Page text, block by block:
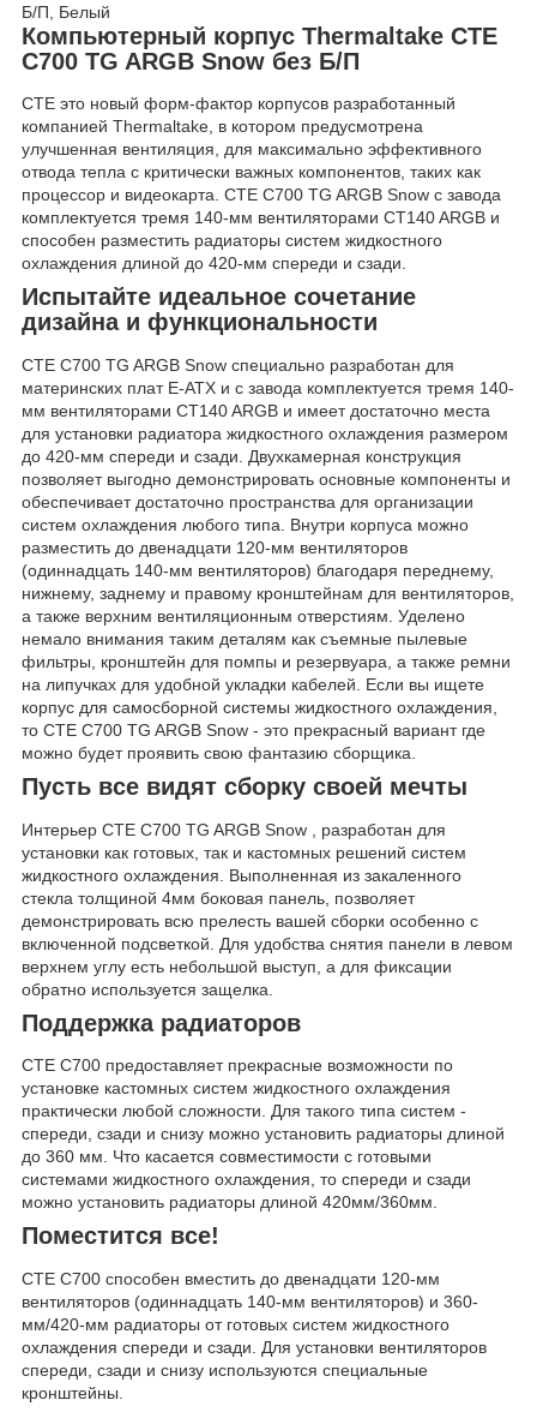
Б/П, Белый
Компьютерный корпус Thermaltake CTE
C700 TG ARGB Snow без Б/П
CTE это новый форм-фактор корпусов разработанный
компанией Thermaltake, в котором предусмотрена
улучшенная вентиляция, для максимально эффективного
отвода тепла с критически важных компонентов, таких как
процессор и видеокарта. CTE C700 TG ARGB Snow с завода
комплектуется тремя 140-мм вентиляторами CT140 ARGB и
способен разместить радиаторы систем жидкостного
охлаждения длиной до 420-мм спереди и сзади.
Испытайте идеальное сочетание
дизайна и функциональности
CTE C700 TG ARGB Snow специально разработан для
материнских плат E-ATX и с завода комплектуется тремя 140-
мм вентиляторами CT140 ARGB и имеет достаточно места
для установки радиатора жидкостного охлаждения размером
до 420-мм спереди и сзади. Двухкамерная конструкция
позволяет выгодно демонстрировать основные компоненты и
обеспечивает достаточно пространства для организации
систем охлаждения любого типа. Внутри корпуса можно
разместить до двенадцати 120-мм вентиляторов
(одиннадцать 140-мм вентиляторов) благодаря переднему,
нижнему, заднему и правому кронштейнам для вентиляторов,
а также верхним вентиляционным отверстиям. Уделено
немало внимания таким деталям как съемные пылевые
фильтры, кронштейн для помпы и резервуара, а также ремни
на липучках для удобной укладки кабелей. Если вы ищете
корпус для самосборной системы жидкостного охлаждения,
то CTE C700 TG ARGB Snow - это прекрасный вариант где
можно будет проявить свою фантазию сборщика.
Пусть все видят сборку своей мечты
Интерьер CTE C700 TG ARGB Snow , разработан для
установки как готовых, так и кастомных решений систем
жидкостного охлаждения. Выполненная из закаленного
стекла толщиной 4мм боковая панель, позволяет
демонстрировать всю прелесть вашей сборки особенно с
включенной подсветкой. Для удобства снятия панели в левом
верхнем углу есть небольшой выступ, а для фиксации
обратно используется защелка.
Поддержка радиаторов
CTE C700 предоставляет прекрасные возможности по
установке кастомных систем жидкостного охлаждения
практически любой сложности. Для такого типа систем -
спереди, сзади и снизу можно установить радиаторы длиной
до 360 мм. Что касается совместимости с готовыми
системами жидкостного охлаждения, то спереди и сзади
можно установить радиаторы длиной 420мм/360мм.
Поместится все!
CTE C700 способен вместить до двенадцати 120-мм
вентиляторов (одиннадцать 140-мм вентиляторов) и 360-
мм/420-мм радиаторы от готовых систем жидкостного
охлаждения спереди и сзади. Для установки вентиляторов
спереди, сзади и снизу используются специальные
кронштейны.